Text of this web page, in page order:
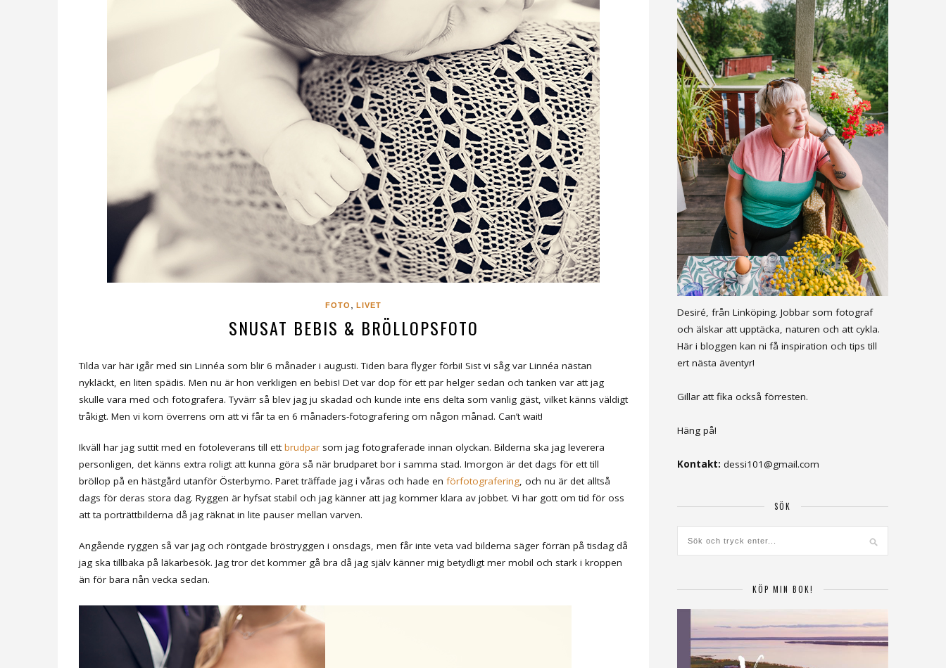
FOTO LIVET
SNUSAT BEBIS & BRÖLLOPSFOTO
Tilda var här igår med sin Linnéa som blir 6 månader i augusti. Tiden bara flyger förbi! Sist vi såg var Linnéa nästan
nykläckt, en liten spädis. Men nu är hon verkligen en bebis! Det var dop för ett par helger sedan och tanken var att jag
skulle vara med och fotografera. Tyvärr så blev jag ju skadad och kunde inte ens delta som vanlig gäst, vilket känns väldigt
tråkigt. Men vi kom överrens om att vi får ta en 6 månaders-fotografering om någon månad. Can’t wait!
Ikväll har jag suttit med en fotoleverans till ettbrudpar som jag fotograferade innan olyckan. Bilderna ska jag leverera
personligen, det känns extra roligt att kunna göra så när brudparet bor i samma stad. Imorgon är det dags för ett till
bröllop på en hästgård utanför Österbymo. Paret träffade jag i våras och hade en förfotografering, och nu är det alltså
dags för deras stora dag. Ryggen är hyfsat stabil och jag känner att jag kommer klara av jobbet. Vi har gott om tid för oss
att ta porträttbilderna då jag räknat in lite pauser mellan varven.
Angående ryggen så var jag och röntgade bröstryggen i onsdags, men får inte veta vad bilderna säger förrän på tisdag då
jag ska tillbaka på läkarbesök. Jag tror det kommer gå bra då jag själv känner mig betydligt mer mobil och stark i kroppen
än för bara nån vecka sedan.
Desiré, från Linköping. Jobbar som fotograf
och älskar att upptäcka, naturen och att cykla.
Här i bloggen kan ni få inspiration och tips till
ert nästa äventyr!
Gillar att fika också förresten.
Häng på!
Kontakt: dessi101@gmail.com
SÖK
KÖP MIN BOK!